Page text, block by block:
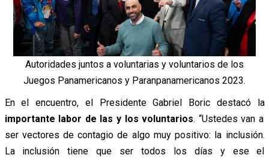
Autoridades juntos a voluntarias y voluntarios de los
Juegos Panamericanos y Paranpanamericanos 2023.
En el encuentro, el Presidente Gabriel Boric destacó la
importante labor de las y los voluntarios. “Ustedes van a
ser vectores de contagio de algo muy positivo: la inclusión.
La inclusión tiene que ser todos los días y ese el